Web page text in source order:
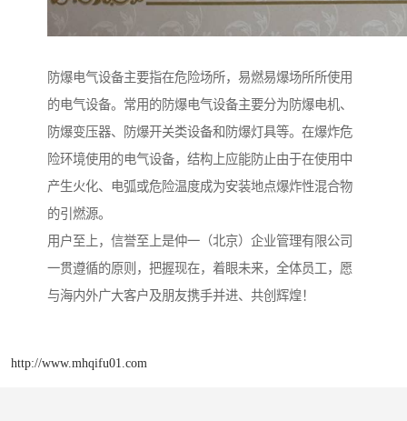
防爆电气设备主要指在危险场所，易燃易爆场所所使用
的电气设备。常用的防爆电气设备主要分为防爆电机、
防爆变压器、防爆开关类设备和防爆灯具等。在爆炸危
险环境使用的电气设备，结构上应能防止由于在使用中
产生火化、电弧或危险温度成为安装地点爆炸性混合物
的引燃源。
用户至上，信誉至上是仲一（北京）企业管理有限公司
一贯遵循的原则，把握现在，着眼未来，全体员工，愿
与海内外广大客户及朋友携手并进、共创辉煌！
http://www.mhqifu01.com